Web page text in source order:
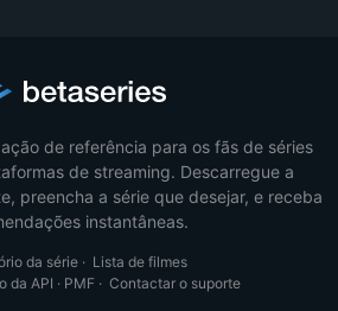
de referência para os fãs de séries
de streaming. Descarregue a
preencha a série que desejar, e receba
instantâneas.
da série · Lista de filmes
da API · PMF· Contactar o suporte